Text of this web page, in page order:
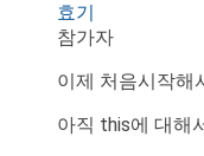
효기
참가자
이제 처음시작해
아직 this에 대해